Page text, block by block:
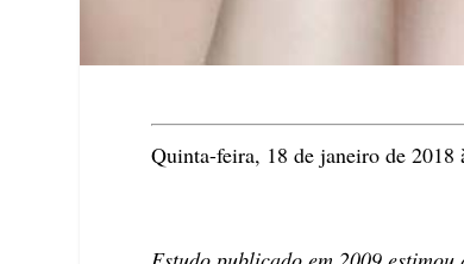
Quinta-feira, 18 de janeiro de 2018